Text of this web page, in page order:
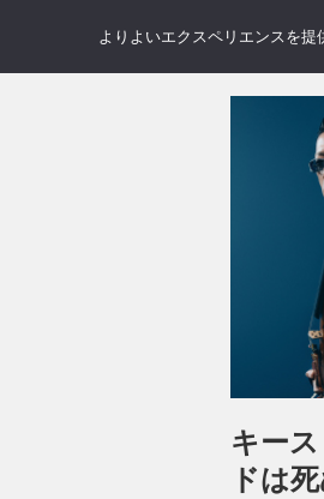
キー
ドは
よりよいエクスペリエンスを